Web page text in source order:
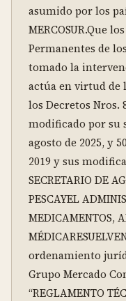
asumido por los
MERCOSUR.Que
Permanentes de
tomado la
actúa en virtud de
los Decretos Nros.
modificado por su
agosto de 2025, y
2019 y sus
SECRETARIO DE
PESCAYEL
MEDICAMENTOS,
ordenamiento
Grupo Mercado
“REGLAMENTO